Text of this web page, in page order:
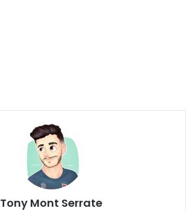
Tony Mont Serrate